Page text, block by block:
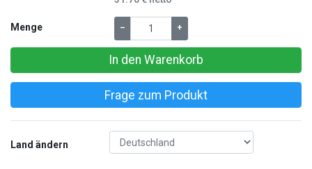
Menge – +
In den Warenkorb
Frage zum Produkt
Land ändern